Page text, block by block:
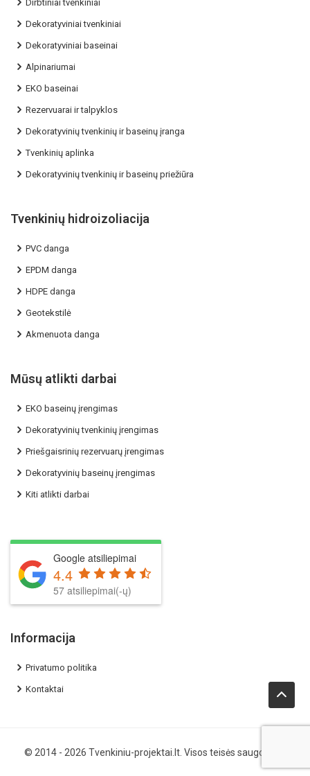
Dirbtiniai tvenkiniai
Dekoratyviniai tvenkiniai
Dekoratyviniai baseinai
Alpinariumai
EKO baseinai
Rezervuarai ir talpyklos
Dekoratyvinių tvenkinių ir baseinų įranga
Tvenkinių aplinka
Dekoratyvinių tvenkinių ir baseinų priežiūra
Tvenkinių hidroizoliacija
PVC danga
EPDM danga
HDPE danga
Geotekstilė
Akmenuota danga
Mūsų atlikti darbai
EKO baseinų įrengimas
Dekoratyvinių tvenkinių įrengimas
Priešgaisrinių rezervuarų įrengimas
Dekoratyvinių baseinų įrengimas
Kiti atlikti darbai
Google atsiliepimai
4.4
57 atsiliepimai(-ų)
Informacija
Privatumo politika
Kontaktai
© 2014 - 2026 Tvenkiniu-projektai.lt . Visos teisės saugomos.